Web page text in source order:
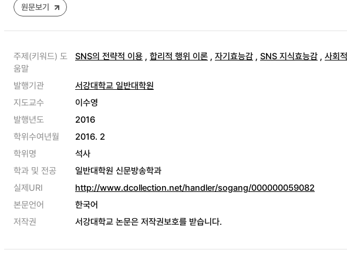
원문보기
주제(키워드) 도
움말
SNS의 전략적 이용 , 합리적 행위 이론 , 자기효능감 , SNS 지식효능감 , 사회
발행기관
서강대학교 일반대학원
지도교수
이수영
발행년도
2016
학위수여년월
2016. 2
학위명
석사
학과 및 전공
일반대학원 신문방송학과
실제URI
http://www.dcollection.net/handler/sogang/000000059082
본문언어
한국어
저작권
서강대학교 논문은 저작권보호를 받습니다.